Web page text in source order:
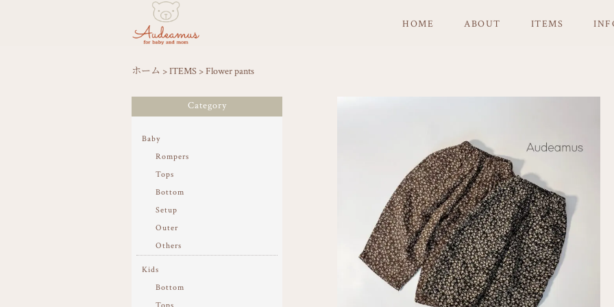
HOME ABOUT ITEMS
ホーム >ITEMS >Flower pants
Category
Baby
Rompers
Tops
Bottom
Setup
Outer
Others
Kids
Bottom